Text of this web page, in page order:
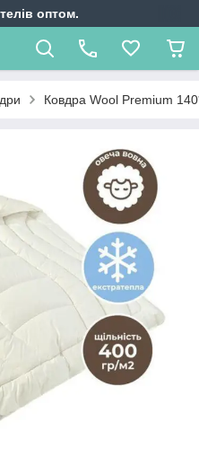
оптом.
Ковдра Wool Premium